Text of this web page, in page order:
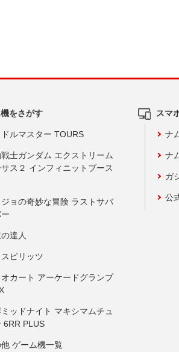
をさがす
ルマスター TOURS
士ガンダム エクストリーム
ス２ インフィニットブース
ョの奇妙な冒険 ラストサバ
達人
ピリッツ
カート アーケードグランプ
ッドナイト マキシマムチュ
6RR PLUS
ゲーム機一覧
スマ
ナ
ナ
ガ
公